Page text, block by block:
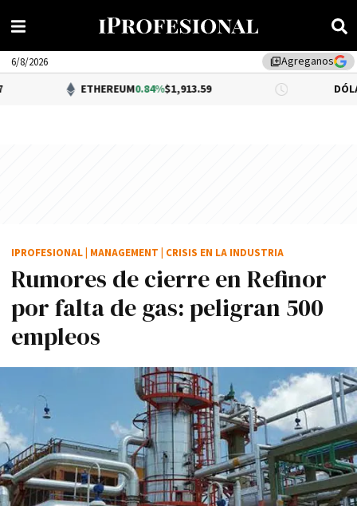
library_addAgreganos
6/8/2026
ETHEREUM0.84%$1,913.59 DÓLAR BNA 0.34%
Rumores de cierre en Refinor
por falta de gas: peligran 500
empleos
IPROFESIONAL MANAGEMENT CRISIS EN LA INDUSTRIA